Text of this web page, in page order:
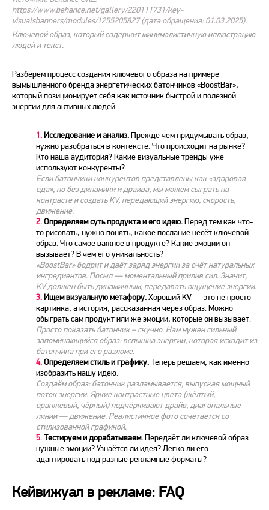
https://www.behance.net/gallery/220111731/key-
visualsbanners/modules/1255205827 (дата обращения: 01.03.2025).
Ключевой образ, который содержит минималистичную иллюстрацию
людей и текст.
Разберём процесс создания ключевого образа на примере
вымышленного бренда энергетических батончиков «BoostBar»,
который позиционирует себя как источник быстрой и полезной
энергии для активных людей.
1. Исследование и анализ.Прежде чем придумывать образ,
нужно разобраться в контексте. Что происходит на рынке?
Кто наша аудитория? Какие визуальные тренды уже
используют конкуренты?
Если батончики конкурентов представлены как «здоровая
еда», но без динамики и драйва, мы можем сыграть на
контрасте и создать KV, передающий энергию, скорость,
движение.
2.Определяем суть продукта и его идею.Перед тем как что-
то рисовать, нужно понять, какое послание несёт ключевой
образ. Что самое важное в продукте? Какие эмоции он
вызывает? В чём его уникальность?
«BoostBar» бодрит и даёт заряд энергии за счёт натуральных
ингредиентов. Посыл — моментальный прилив сил. Значит,
KV должен быть динамичным, передавать ощущение энергии.
3. Ищем визуальную метафору.ХорошийKV— это не просто
картинка, а история, рассказанная через образ. Можно
обыграть сам продукт или же эмоции, которые он вызывает.
Просто показать батончик – скучно. Нам нужен сильный
запоминающийся образ: вспышка энергии, которая исходит из
батончика при его разломе.
4.Определяем стиль и графику.Теперь решаем, как именно
изобразить нашу идею.
Создаём образ: батончик разламывается, выпуская мощный
поток энергии. Яркие контрастные цвета (жёлтый,
оранжевый, чёрный) подчёркивают драйв, диагональные
линии — движение. Реалистичное фото сочетается со
стилизованной графикой.
5.Тестируем и дорабатываем.Передаёт ли ключевой образ
нужные эмоции? Узнаётся ли идея? Легко ли его
адаптировать под разные рекламные форматы?
Кейвижуал в рекламе: FAQ